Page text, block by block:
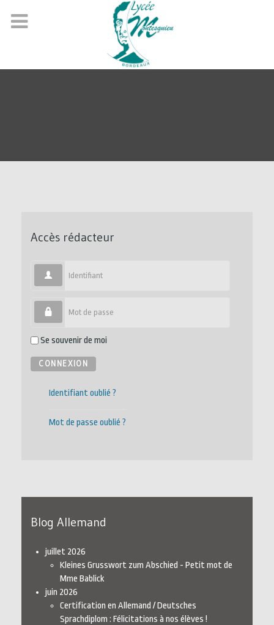
Accès rédacteur
Identifiant
Mot de passe
Se souvenir de moi
CONNEXION
Identifiant oublié ?
Mot de passe oublié ?
Blog Allemand
juillet 2026
Kleines Grusswort zum Abschied - Petit mot de
Mme Bablick
juin 2026
Certification en Allemand / Deutsches
Sprachdiplom : Félicitations à nos élèves !